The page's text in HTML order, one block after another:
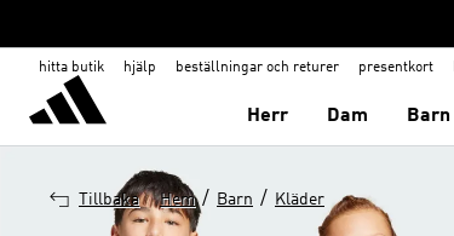
hitta butik hjälp beställningar och returer presentkort
Herr Dam Barn
Tillbaka Hem / Barn / Kläder